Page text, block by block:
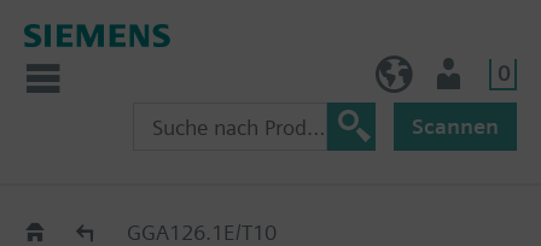
0
Scannen
GGA..26.1EGGA126.1E/T10